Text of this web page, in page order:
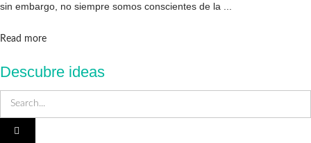
sin embargo, no siempre somos conscientes de la ...
Read moreDetails
Descubre ideas